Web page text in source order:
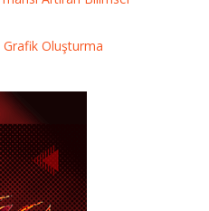
Oluşturma